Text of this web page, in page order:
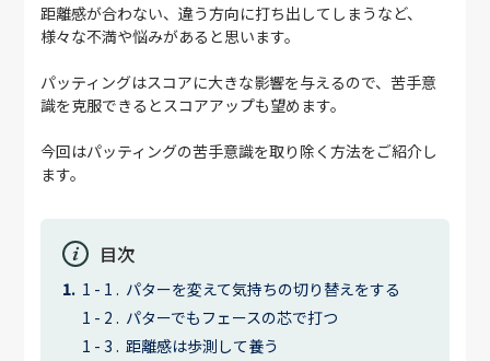
距離感が合わない、違う方向に打ち出してしまうなど、
様々な不満や悩みがあると思います。
パッティングはスコアに大きな影響を与えるので、苦手意
識を克服できるとスコアアップも望めます。
今回はパッティングの苦手意識を取り除く方法をご紹介し
ます。
目次
パターを変えて気持ちの切り替えをする
パターでもフェースの芯で打つ
距離感は歩測して養う